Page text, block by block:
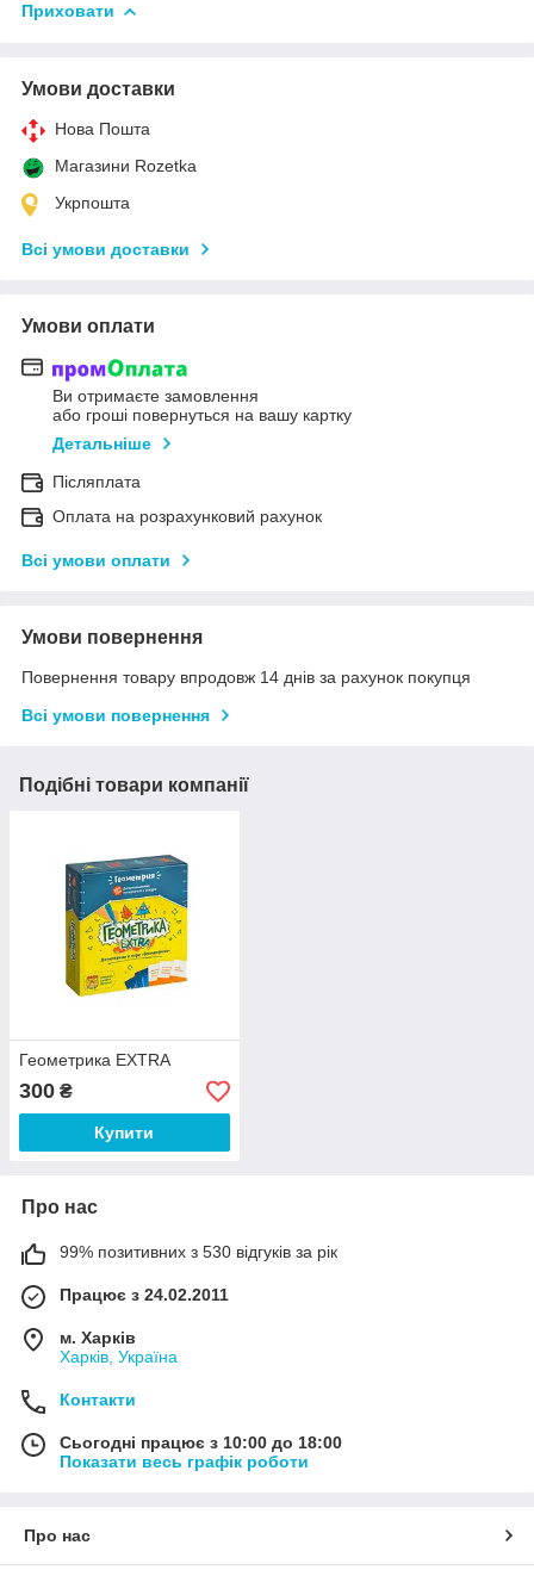
Приховати
Умови доставки
Нова Пошта
Магазини Rozetka
Укрпошта
Всі умови доставки
Умови оплати
Ви отримаєте замовлення
або гроші повернуться на вашу картку
Детальніше
Післяплата
Оплата на розрахунковий рахунок
Всі умови оплати
Умови повернення
Повернення товару впродовж 14 днів за рахунок покупця
Всі умови повернення
Подібні товари компанії
Геометрика EXTRA
300 ₴
Купити
Про нас
99% позитивних з 530 відгуків за рік
Працює з 24.02.2011
м. Харків
Харків, Україна
Контакти
Сьогодні працює з 10:00 до 18:00
Показати весь графік роботи
Про нас